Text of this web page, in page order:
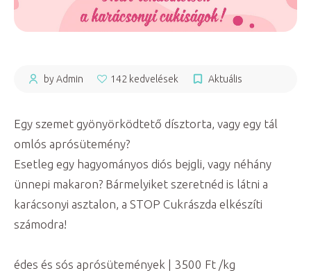
by Admin 142 kedvelések Aktuális
Egy szemet gyönyörködtető dísztorta, vagy egy tál
omlós aprósütemény?
Esetleg egy hagyományos diós bejgli, vagy néhány
ünnepi makaron? Bármelyiket szeretnéd is látni a
karácsonyi asztalon, a STOP Cukrászda elkészíti
számodra!
édes és sós aprósütemények | 3500 Ft /kg